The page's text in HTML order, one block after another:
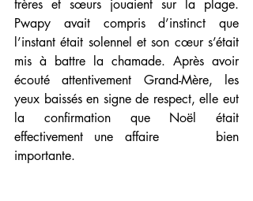
frères et sœurs jouaient sur la plage.
Pwapy avait compris d’instinct que
l’instant était solennel et son cœur s’était
mis à battre la chamade. Après avoir
écouté attentivement Grand-Mère, les
yeux baissés en signe de respect, elle eut
la confirmation que Noël était
effectivement une affaire     bien
importante.